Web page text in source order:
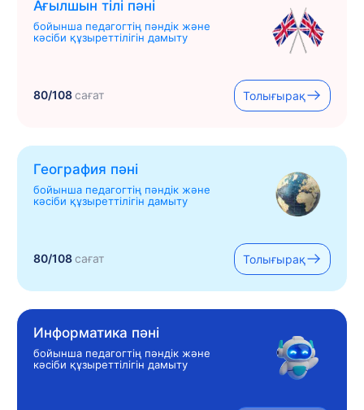
Ағылшын тілі пәні
бойынша педагогтің пәндік және
кәсіби құзыреттілігін дамыту
80/108сағат Толығырақ
География пәні
бойынша педагогтің пәндік және
кәсіби құзыреттілігін дамыту
80/108сағат Толығырақ
Информатика пәні
бойынша педагогтің пәндік және
кәсіби құзыреттілігін дамыту